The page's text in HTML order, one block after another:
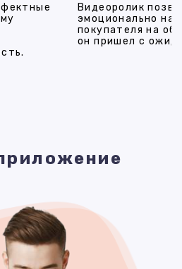
Видеоролик
эмоционально
покупателя на
он пришел с